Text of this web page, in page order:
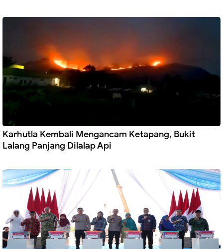
Karhutla Kembali Mengancam Ketapang, Bukit
Lalang Panjang Dilalap Api